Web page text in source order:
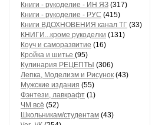
Книги - рукоделие - ИН ЯЗ (317)
Книги - рукоделие - РУС (415)
Книги ВДОХНОВЕНИЯ канал ТГ (33)
КНИГИ...кроме рукоделки (131)
Коуч и саморазвитие (16)
Кройка и шитье (95)
Кулинария РЕЦЕПТЫ (306)
Лепка, Моделизм и Рисунок (43)
Мужские издания (55)
Фэнтези, лавкрафт (1)
ЧМ всё (52)
Школьникам/студентам (43)